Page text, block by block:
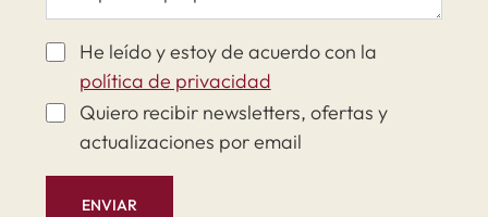
He leído y estoy de acuerdo con la
política de privacidad
Quiero recibir newsletters, ofertas y
actualizaciones por email
ENVIAR